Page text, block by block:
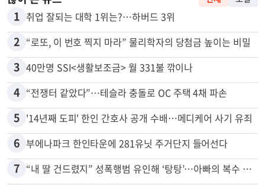
1 취업 잘되는 대학 1위는?…하버드 3위
2 “로또, 이 번호 찍지 마라” 물리학자의 당첨금 높이는 비밀
3 40만명 SSI<생활보조금> 월 331불 깎이나
4 “전쟁터 같았다”…테슬라 충돌로 OC 주택 4채 파손
5 '14년째 도피' 한인 간호사 공개 수배…메디케어 사기 유죄
6 부에나파크 한인타운에 281유닛 주거단지 들어선다
7 “내 딸 건드렸지” 성폭행범 유인해 ‘탕탕’…아빠의 복수 결말